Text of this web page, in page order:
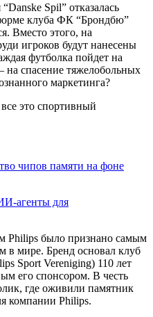
Spil” отказалась
клуба ФК “Брондбю”
Вместо этого, на
игроков будут нанесены
футболка пойдет на
на спасение тяжелобольных
маркетинга?
чипов памяти на фоне
для
Philips было признано самым
в мире. Бренд основал клуб
Sport Vereniging) 110 лет
его спонсором. В честь
где оживили памятник
компании Philips.